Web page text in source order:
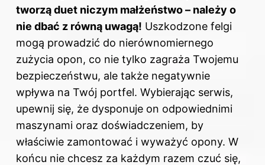
tworzą duet niczym małżeństwo – należy o
nie dbać z równą uwagą! Uszkodzone felgi
mogą prowadzić do nierównomiernego
zużycia opon, co nie tylko zagraża Twojemu
bezpieczeństwu, ale także negatywnie
wpływa na Twój portfel. Wybierając serwis,
upewnij się, że dysponuje on odpowiednimi
maszynami oraz doświadczeniem, by
właściwie zamontować i wyważyć opony. W
końcu nie chcesz za każdym razem czuć się,